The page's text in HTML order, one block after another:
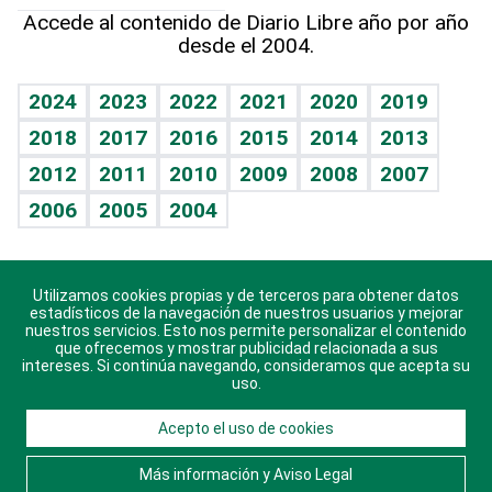
Vida y familia
Eñe
Celebrando la vida
Sin complejos
En pocas palabras
Escuchando al corazón
Economía Personal
TBT Deportivo
Hecho en casa
Guía del dinero
Cumpleaños
Horóscopos
Crucigramas
Accede al contenido de Diario Libre año por año
desde el 2004.
2024 2023 2022 2021 2020
2019
2018
2017 2016 2015 2014
2013
2012
2011 2010 2009 2008
2007
2006
2005 2004
Descarga nuestras aplicaciones para Android, iOS y
sistema Huawei.
© 2021 Diario Libre, todos los derechos reservados.
Consulta elAviso Legal. Ponte en Contacto
Utilizamos cookies propias y de terceros para obtener datos
estadísticos de la navegación de nuestros usuarios y mejorar
nuestros servicios. Esto nos permite personalizar el contenido
que ofrecemos y mostrar publicidad relacionada a sus
intereses. Si continúa navegando, consideramos que acepta su
uso.
Acepto el uso de cookies
Más información y Aviso Legal